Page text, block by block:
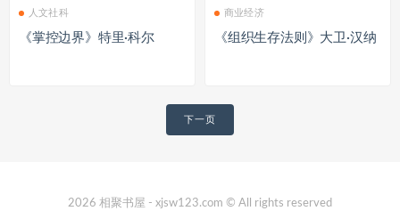
人文社科
《掌控边界》特里·科尔
商业经济
《组织生存法则》大卫·汉纳
下一页
2026 相聚书屋 - xjsw123.com © All rights reserved